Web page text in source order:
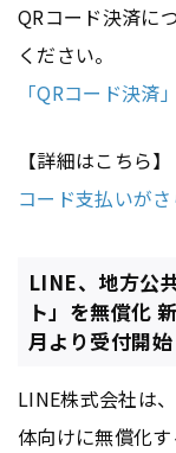
QRコード決済に
ください。
「QRコード決
【詳細はこちら】
コード支払いが
LINE、地方公
ト」を無償化
月より受付開始
LINE株式会社は
体向けに無償化